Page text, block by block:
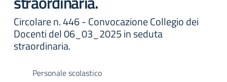
Circolare n. 446 - Convocazione Collegio dei
Docenti del 06_03_2025 in seduta
straordinaria.
Personale scolastico